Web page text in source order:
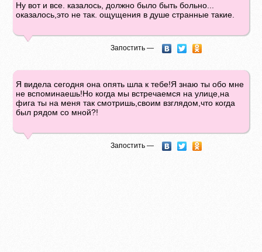
Ну вот и все. казалось, должно было быть больно...
оказалось,это не так. ощущения в душе странные такие.
Запостить —
Я видела сегодня она опять шла к тебе!Я знаю ты обо мне
не вспоминаешь!Но когда мы встречаемся на улице,на
фига ты на меня так смотришь,своим взглядом,что когда
был рядом со мной?!
Запостить —